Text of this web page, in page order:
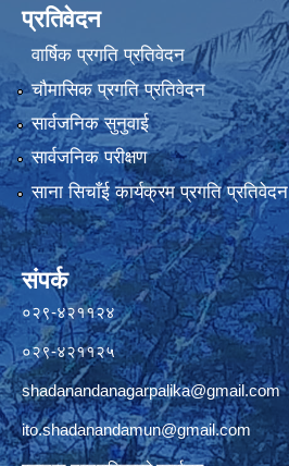
प्रतिवेदन
वार्षिक प्रगति प्रतिवेदन
चौमासिक प्रगति प्रतिवेदन
सार्वजनिक सुनुवाई
सार्वजनिक परीक्षण
साना सिचाँई कार्यक्रम प्रगति प्रतिवेदन
संपर्क
०२९-४२११२४
०२९-४२११२५
shadanandanagarpalika@gmail.com
ito.shadanandamun@gmail.com